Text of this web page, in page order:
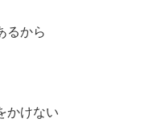
るから
かけない